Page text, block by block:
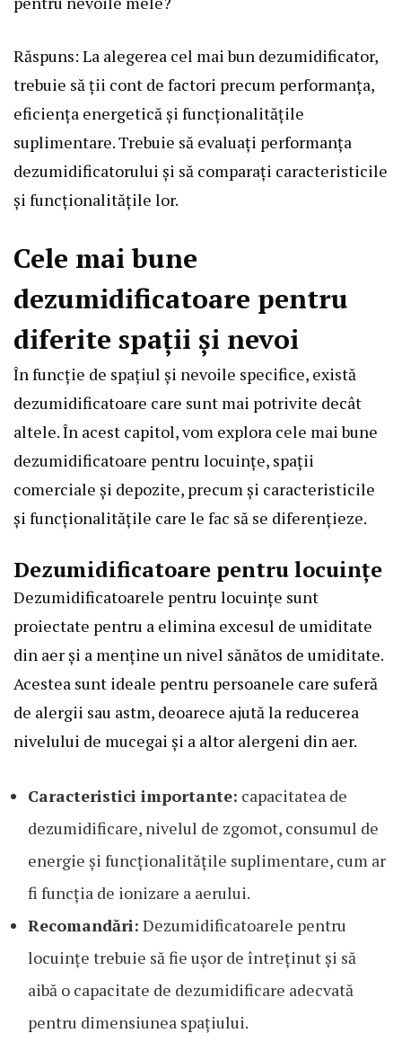
Răspuns: La alegerea cel mai bun dezumidificator,
trebuie să ții cont de factori precum performanța,
eficiența energetică și funcționalitățile
suplimentare. Trebuie să evaluați performanța
dezumidificatorului și să comparați caracteristicile
și funcționalitățile lor.
Cele mai bune
dezumidificatoare pentru
diferite spații și nevoi
În funcție de spațiul și nevoile specifice, există
dezumidificatoare care sunt mai potrivite decât
altele. În acest capitol, vom explora cele mai bune
dezumidificatoare pentru locuințe, spații
comerciale și depozite, precum și caracteristicile
și funcționalitățile care le fac să se diferențieze.
Dezumidificatoare pentru locuințe
Dezumidificatoarele pentru locuințe sunt
proiectate pentru a elimina excesul de umiditate
din aer și a menține un nivel sănătos de umiditate.
Acestea sunt ideale pentru persoanele care suferă
de alergii sau astm, deoarece ajută la reducerea
nivelului de mucegai și a altor alergeni din aer.
Caracteristici importante: capacitatea de
dezumidificare, nivelul de zgomot, consumul de
energie și funcționalitățile suplimentare, cum ar
fi funcția de ionizare a aerului.
Recomandări: Dezumidificatoarele pentru
locuințe trebuie să fie ușor de întreținut și să
aibă o capacitate de dezumidificare adecvată
pentru dimensiunea spațiului.